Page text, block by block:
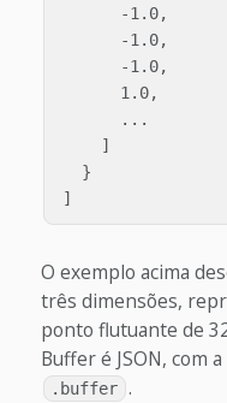
      -1.0,
      -1.0,
      -1.0,
      1.0,
      ...
    ]
  }
O exemplo acima
três dimensões,
ponto flutuante de
Buffer é JSON, com
.buffer .